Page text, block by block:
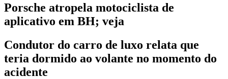
Porsche atropela motociclista de
aplicativo em BH; veja
Condutor do carro de luxo relata que
teria dormido ao volante no momento do
acidente